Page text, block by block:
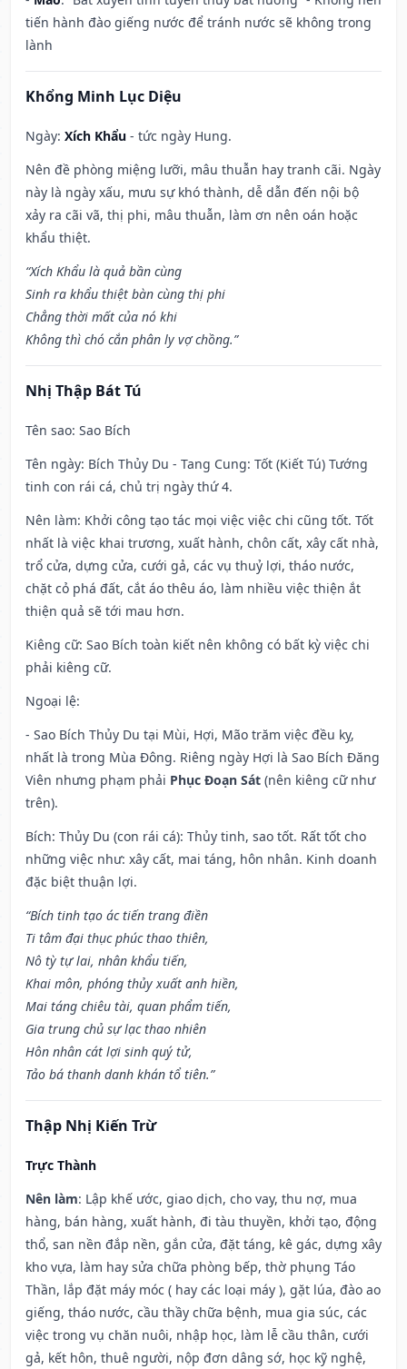
tiến hành đào giếng nước để tránh nước sẽ không trong
lành
Khổng Minh Lục Diệu
Ngày: Xích Khẩu - tức ngày Hung.
Nên đề phòng miệng lưỡi, mâu thuẫn hay tranh cãi. Ngày
này là ngày xấu, mưu sự khó thành, dễ dẫn đến nội bộ
xảy ra cãi vã, thị phi, mâu thuẫn, làm ơn nên oán hoặc
khẩu thiệt.
“Xích Khẩu là quả bần cùng
Sinh ra khẩu thiệt bàn cùng thị phi
Chẳng thời mất của nó khi
Không thì chó cắn phân ly vợ chồng.”
Nhị Thập Bát Tú
Tên sao: Sao Bích
Tên ngày: Bích Thủy Du - Tang Cung: Tốt (Kiết Tú) Tướng
tinh con rái cá, chủ trị ngày thứ 4.
Nên làm: Khởi công tạo tác mọi việc việc chi cũng tốt. Tốt
nhất là việc khai trương, xuất hành, chôn cất, xây cất nhà,
trổ cửa, dựng cửa, cưới gả, các vụ thuỷ lợi, tháo nước,
chặt cỏ phá đất, cắt áo thêu áo, làm nhiều việc thiện ắt
thiện quả sẽ tới mau hơn.
Kiêng cữ: Sao Bích toàn kiết nên không có bất kỳ việc chi
phải kiêng cữ.
Ngoại lệ:
- Sao Bích Thủy Du tại Mùi, Hợi, Mão trăm việc đều kỵ,
nhất là trong Mùa Đông. Riêng ngày Hợi là Sao Bích Đăng
Viên nhưng phạm phải Phục Đoạn Sát (nên kiêng cữ như
trên).
Bích: Thủy Du (con rái cá): Thủy tinh, sao tốt. Rất tốt cho
những việc như: xây cất, mai táng, hôn nhân. Kinh doanh
đặc biệt thuận lợi.
“Bích tinh tạo ác tiến trang điền
Ti tâm đại thục phúc thao thiên,
Nô tỳ tự lai, nhân khẩu tiến,
Khai môn, phóng thủy xuất anh hiền,
Mai táng chiêu tài, quan phẩm tiến,
Gia trung chủ sự lạc thao nhiên
Hôn nhân cát lợi sinh quý tử,
Tảo bá thanh danh khán tổ tiên.”
Thập Nhị Kiến Trừ
Trực Thành
Nên làm: Lập khế ước, giao dịch, cho vay, thu nợ, mua
hàng, bán hàng, xuất hành, đi tàu thuyền, khởi tạo, động
thổ, san nền đắp nền, gắn cửa, đặt táng, kê gác, dựng xây
kho vựa, làm hay sửa chữa phòng bếp, thờ phụng Táo
Thần, lắp đặt máy móc ( hay các loại máy ), gặt lúa, đào ao
giếng, tháo nước, cầu thầy chữa bệnh, mua gia súc, các
việc trong vụ chăn nuôi, nhập học, làm lễ cầu thân, cưới
gả, kết hôn, thuê người, nộp đơn dâng sớ, học kỹ nghệ,